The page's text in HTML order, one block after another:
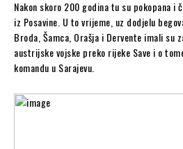
Nakon skoro 200 godina tu su pokopana i
iz Posavine. U to vrijeme, uz dodjelu
Broda, Šamca, Orašja i Dervente imali su
austrijske vojske preko rijeke Save i o
komandu u Sarajevu.